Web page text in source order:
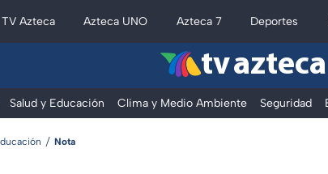
TV Azteca Azteca UNO Azteca 7 Deportes
tv azteca
Salud y Educación Clima y Medio Ambiente Seguridad
Nota